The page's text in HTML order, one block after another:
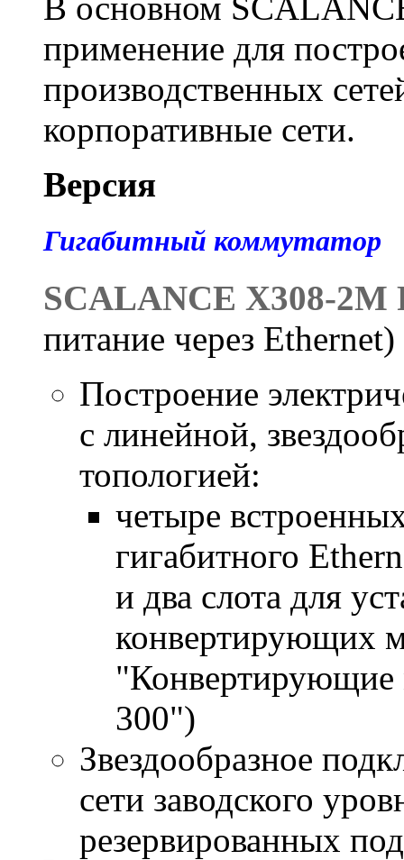
применение для
производственных
корпоративные сети.
Версия
Гигабитный коммутатор
SCALANCE X308-2M
питание через Ethernet)
Построение
с линейной,
топологией:
четыре
гигабитного
и два слота для
конвертирующих
300")
Звездообразное
сети заводского
резервированных